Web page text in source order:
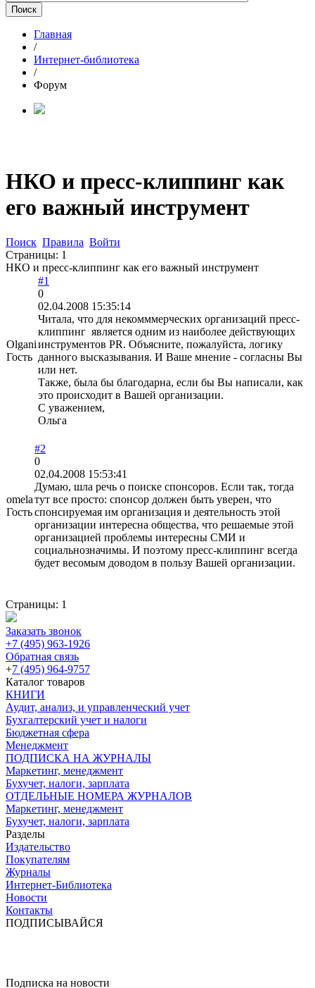
Главная
/
Интернет-библиотека
/
Форум
НКО и пресс-клиппинг как
его важный инструмент
Поиск Правила Войти
Страницы: 1
НКО и пресс-клиппинг как его важный инструмент
Olgani
Гость
#1
0
02.04.2008 15:35:14
Читала, что для некомммерческих организаций пресс-
клиппинг является одним из наиболее действующих
инструментов PR. Объясните, пожалуйста, логику
данного высказывания. И Ваше мнение - согласны Вы
или нет.
Также, была бы благодарна, если бы Вы написали, как
это происходит в Вашей организации.
С уважением,
Ольга
omela
Гость
#2
0
02.04.2008 15:53:41
Думаю, шла речь о поиске спонсоров. Если так, тогда
тут все просто: спонсор должен быть уверен, что
спонсируемая им организация и деятельность этой
организации интересна общества, что решаемые этой
организацией проблемы интересны СМИ и
социальнозначимы. И поэтому пресс-клиппинг всегда
будет весомым доводом в пользу Вашей организации.
Страницы: 1
Заказать звонок
+7 (495) 963-1926
Обратная связь
+7 (495) 964-9757
Каталог товаров
КНИГИ
Аудит, анализ, и управленческий учет
Бухгалтерский учет и налоги
Бюджетная сфера
Менеджмент
ПОДПИСКА НА ЖУРНАЛЫ
Маркетинг, менеджмент
Бухучет, налоги, зарплата
ОТДЕЛЬНЫЕ НОМЕРА ЖУРНАЛОВ
Маркетинг, менеджмент
Бухучет, налоги, зарплата
Разделы
Издательство
Покупателям
Журналы
Интернет-Библиотека
Новости
Контакты
ПОДПИСЫВАЙСЯ
Подписка на новости